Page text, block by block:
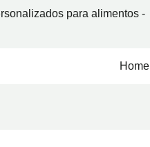
para alimentos -
Home